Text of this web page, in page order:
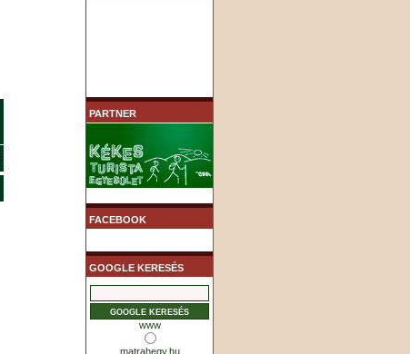
PARTNER
FACEBOOK
GOOGLE KERESÉS
www
matrahegy.hu